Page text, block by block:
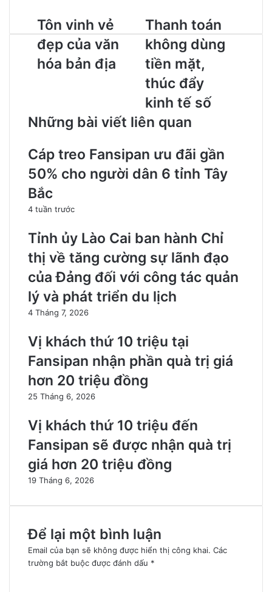
Tôn vinh vẻ
đẹp của văn
hóa bản địa
Thanh toán
không dùng
tiền mặt,
thúc đẩy
kinh tế số
Những bài viết liên quan
Cáp treo Fansipan ưu đãi gần
50% cho người dân 6 tỉnh Tây
Bắc
4 tuần trước
Tỉnh ủy Lào Cai ban hành Chỉ
thị về tăng cường sự lãnh đạo
của Đảng đối với công tác quản
lý và phát triển du lịch
4 Tháng 7, 2026
Vị khách thứ 10 triệu tại
Fansipan nhận phần quà trị giá
hơn 20 triệu đồng
25 Tháng 6, 2026
Vị khách thứ 10 triệu đến
Fansipan sẽ được nhận quà trị
giá hơn 20 triệu đồng
19 Tháng 6, 2026
Để lại một bình luận
Email của bạn sẽ không được hiển thị công khai. Các
trường bắt buộc được đánh dấu *